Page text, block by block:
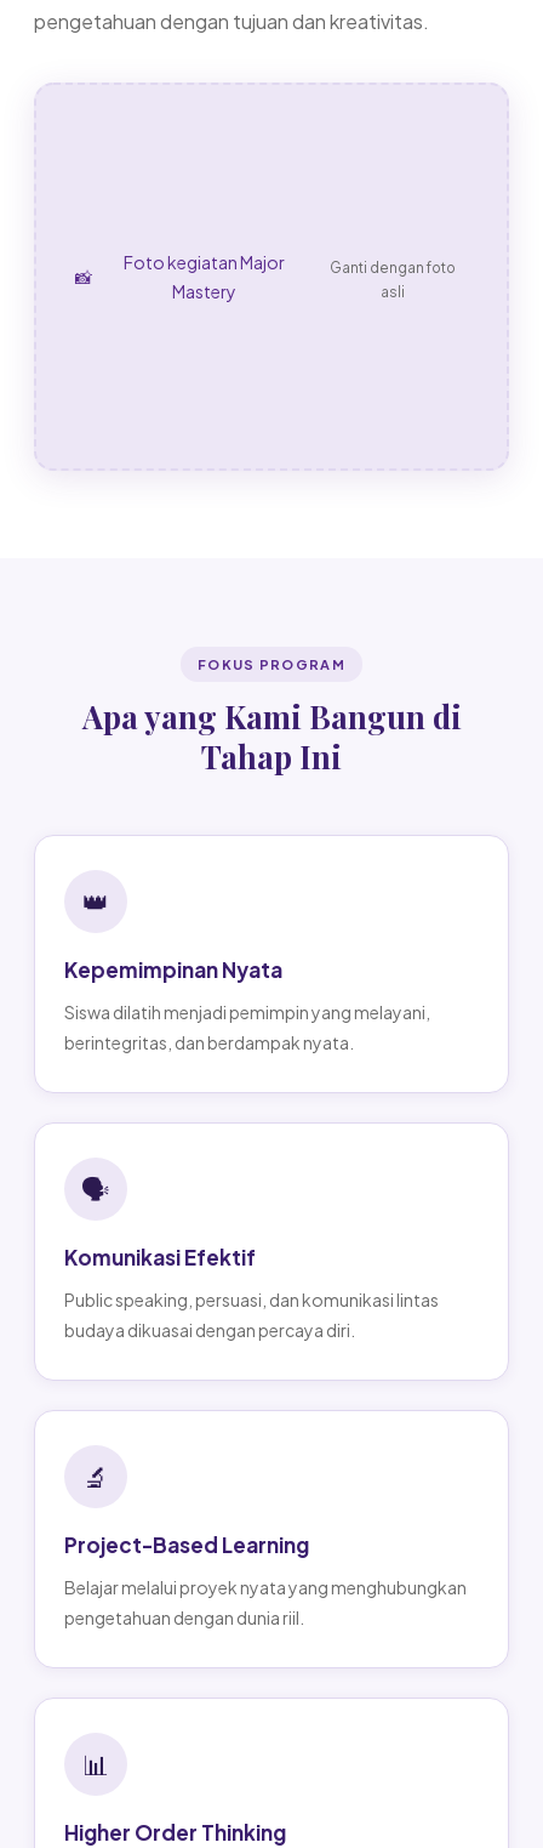
pengetahuan dengan tujuan dan kreativitas.
📸
Foto kegiatan Major
Mastery
Ganti dengan foto
asli
FOKUS PROGRAM
Apa yang Kami Bangun di
Tahap Ini
👑
Kepemimpinan Nyata
Siswa dilatih menjadi pemimpin yang melayani,
berintegritas, dan berdampak nyata.
🗣️
Komunikasi Efektif
Public speaking, persuasi, dan komunikasi lintas
budaya dikuasai dengan percaya diri.
🔬
Project-Based Learning
Belajar melalui proyek nyata yang menghubungkan
pengetahuan dengan dunia riil.
📊
Higher Order Thinking